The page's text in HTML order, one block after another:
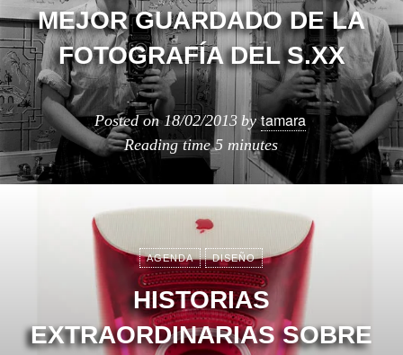
MEJOR GUARDADO DE LA
FOTOGRAFÍA DEL S.XX
Posted on18/02/2013 bytamara
Reading time5 minutes
AGENDA DISEÑO
HISTORIAS
EXTRAORDINARIAS SOBRE